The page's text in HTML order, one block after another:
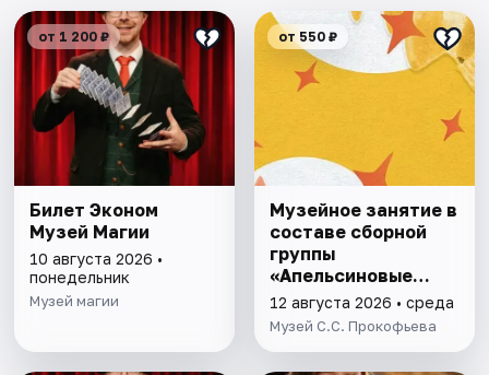
от 1 200 ₽
Билет Эконом
Музей Магии
10 августа 2026 •
понедельник
Музей магии
от 550 ₽
Музейное занятие в
составе сборной
группы
«Апельсиновые
истории»
12 августа 2026 • среда
Музей С.С. Прокофьева